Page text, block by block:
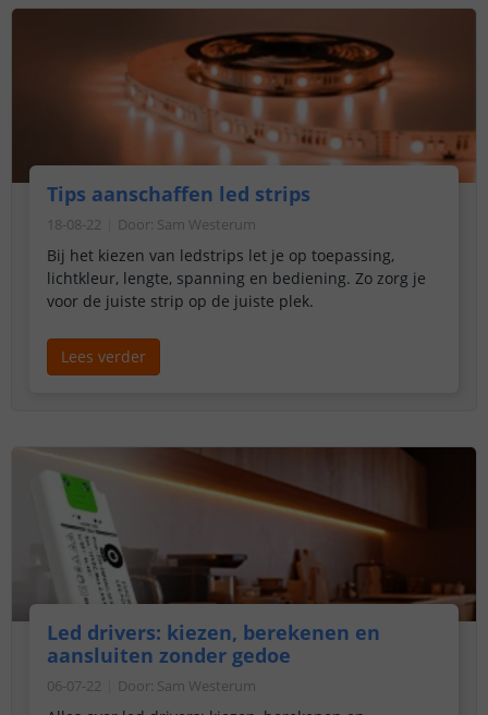
Tips aanschaffen led strips
18-08-22 Door: Sam Westerum
Bij het kiezen van ledstrips let je op toepassing,
lichtkleur, lengte, spanning en bediening. Zo zorg je
voor de juiste strip op de juiste plek.
Lees verder
Led drivers: kiezen, berekenen en
aansluiten zonder gedoe
06-07-22 Door: Sam Westerum